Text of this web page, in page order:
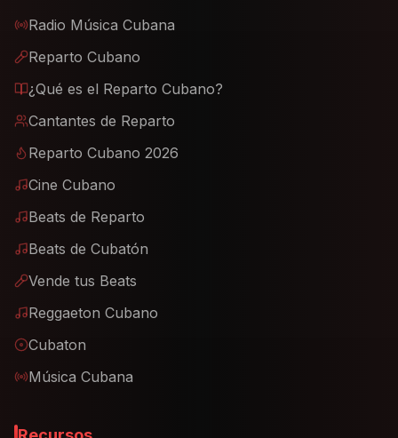
Radio Música Cubana
Reparto Cubano
¿Qué es el Reparto Cubano?
Cantantes de Reparto
Reparto Cubano 2026
Cine Cubano
Beats de Reparto
Beats de Cubatón
Vende tus Beats
Reggaeton Cubano
Cubaton
Música Cubana